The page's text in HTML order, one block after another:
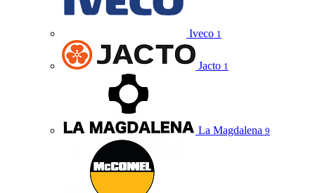
Iveco 1
Jacto 1
La Magdalena 9